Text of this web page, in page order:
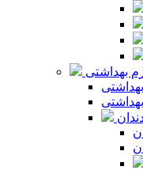
بهداشتی